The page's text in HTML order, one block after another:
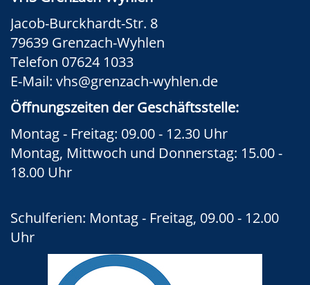
Jacob-Burckhardt-Str. 8
79639 Grenzach-Wyhlen
Telefon 07624 1033
E-Mail: vhs@grenzach-wyhlen.de
Öffnungszeiten der Geschäftsstelle:
Montag - Freitag: 09.00 - 12.30 Uhr
Montag, Mittwoch und Donnerstag: 15.00 -
18.00 Uhr
Schulferien: Montag - Freitag, 09.00 - 12.00
Uhr